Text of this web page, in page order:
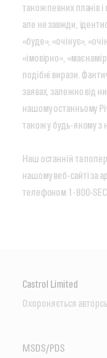
також певних планів
але не завжди,
«буде», «очікує»,
«імовірно», «має
подібні вирази.
заявах, залежно від
нашому останньому
також у будь-якому з
Наш останній та
нашому веб-сайті за
телефоном 1-800-
Castrol Limited
Охороняється
MSDS/PDS